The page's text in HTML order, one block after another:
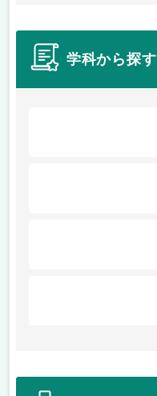
学科から探す